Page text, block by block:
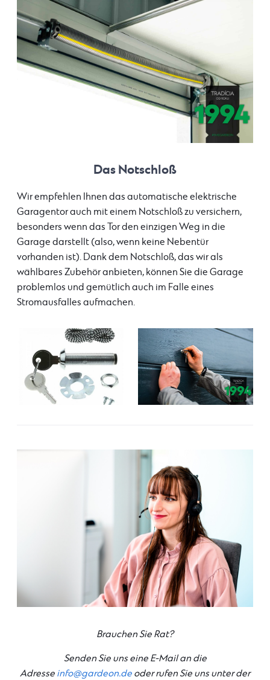
Das Notschloß
Wir empfehlen Ihnen das automatische elektrische
Garagentor auch mit einem Notschloß zu versichern,
besonders wenn das Tor den einzigen Weg in die
Garage darstellt (also, wenn keine Nebentür
vorhanden ist). Dank dem Notschloß, das wir als
wählbares Zubehör anbieten, können Sie die Garage
problemlos und gemütlich auch im Falle eines
Stromausfalles aufmachen.
Brauchen Sie Rat?
Senden Sie uns eine E-Mail an die
Adresse info@gardeon.de oder rufen Sie uns unter der